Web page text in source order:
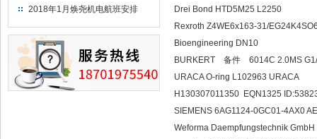
（2018）
2018年1月焕尧机电航班安排
Drei Bond HTD5M25 L2250
Rexroth Z4WE6x163-31/
Bioengineering DN10
BURKERT 备件 6014C 2.0MS
URACA O-ring L102963
H130307011350 EQN1325
SIEMENS 6AG1124-0GC01-4AX0
Weforma Daempfungstechnik